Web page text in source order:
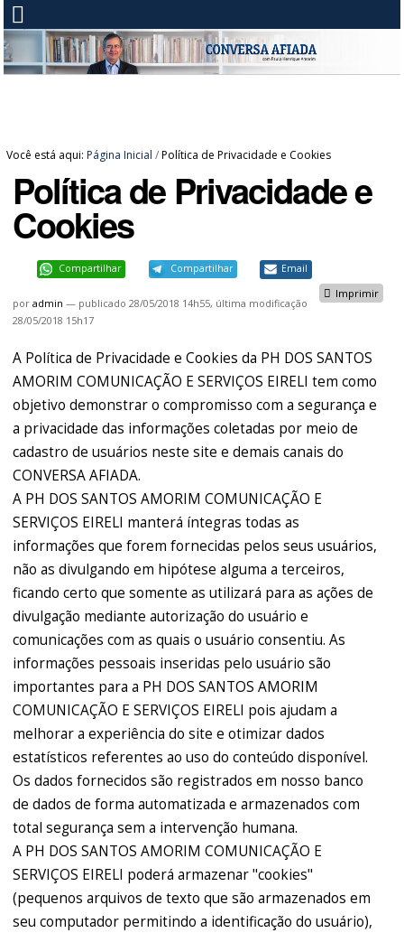
Você está aqui: Página Inicial /Política de Privacidade e Cookies
Política de Privacidade e
Cookies
Compartilhar Compartilhar Email
Imprimir
poradmin — publicado 28/05/2018 14h55, última modificação
28/05/2018 15h17
A Política de Privacidade e Cookies da PH DOS SANTOS
AMORIM COMUNICAÇÃO E SERVIÇOS EIRELI tem como
objetivo demonstrar o compromisso com a segurança e
a privacidade das informações coletadas por meio de
cadastro de usuários neste site e demais canais do
CONVERSA AFIADA.
A PH DOS SANTOS AMORIM COMUNICAÇÃO E
SERVIÇOS EIRELI manterá íntegras todas as
informações que forem fornecidas pelos seus usuários,
não as divulgando em hipótese alguma a terceiros,
ficando certo que somente as utilizará para as ações de
divulgação mediante autorização do usuário e
comunicações com as quais o usuário consentiu. As
informações pessoais inseridas pelo usuário são
importantes para a PH DOS SANTOS AMORIM
COMUNICAÇÃO E SERVIÇOS EIRELI pois ajudam a
melhorar a experiência do site e otimizar dados
estatísticos referentes ao uso do conteúdo disponível.
Os dados fornecidos são registrados em nosso banco
de dados de forma automatizada e armazenados com
total segurança sem a intervenção humana.
A PH DOS SANTOS AMORIM COMUNICAÇÃO E
SERVIÇOS EIRELI poderá armazenar "cookies"
(pequenos arquivos de texto que são armazenados em
seu computador permitindo a identificação do usuário),